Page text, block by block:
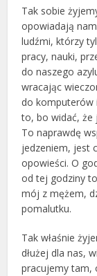
Tak sobie
opowiadają
ludźmi, którzy
pracy, nauki,
do naszego
wracając
do komputerów
to, bo widać, że
To naprawdę
jedzeniem, jest
opowieści. O
od tej godziny
mój z mężem,
pomalutku.
Tak właśnie
dłużej dla nas,
pracujemy tam,